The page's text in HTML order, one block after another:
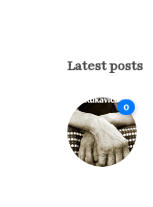
Latest posts
0